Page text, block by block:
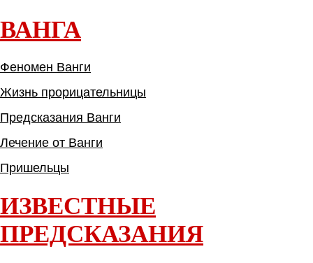
ВАНГА
Феномен Ванги
Жизнь прорицательницы
Предсказания Ванги
Лечение от Ванги
Пришельцы
ИЗВЕСТНЫЕ
ПРЕДСКАЗАНИЯ